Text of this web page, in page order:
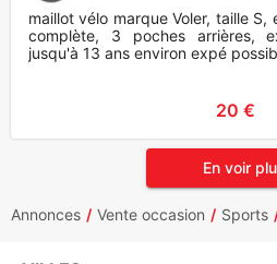
maillot vélo marque Voler, taille
complète, 3 poches arrières,
jusqu'à 13 ans environ expé
20 €
En voir
Annonces Vente occasion Sports